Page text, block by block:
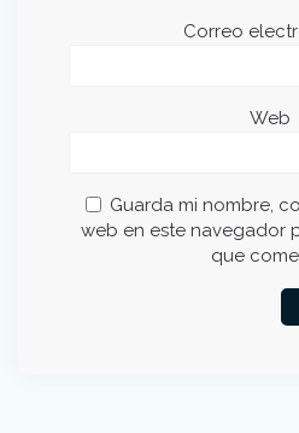
Correo
Web
Guarda mi nombre,
web en este navegador
que